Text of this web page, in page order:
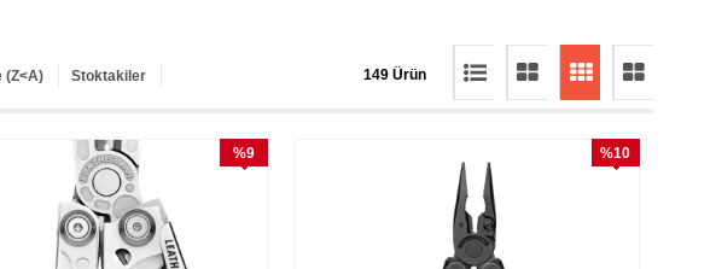
(Z<A) Stoktakiler 149 Ürün
%9
%10